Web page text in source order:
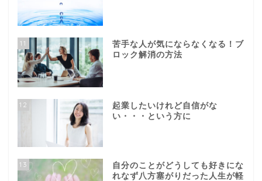
11
苦手な人が気にならなくなる！ブ
ロック解消の方法
12
起業したいけれど自信がな
い・・・という方に
13
自分のことがどうしても好きにな
れなず八方塞がりだった人生が軽